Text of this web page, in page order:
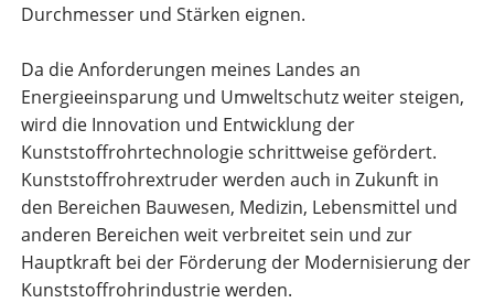
Durchmesser und Stärken eignen.
Da die Anforderungen meines Landes an
Energieeinsparung und Umweltschutz weiter steigen,
wird die Innovation und Entwicklung der
Kunststoffrohrtechnologie schrittweise gefördert.
Kunststoffrohrextruder werden auch in Zukunft in
den Bereichen Bauwesen, Medizin, Lebensmittel und
anderen Bereichen weit verbreitet sein und zur
Hauptkraft bei der Förderung der Modernisierung der
Kunststoffrohrindustrie werden.